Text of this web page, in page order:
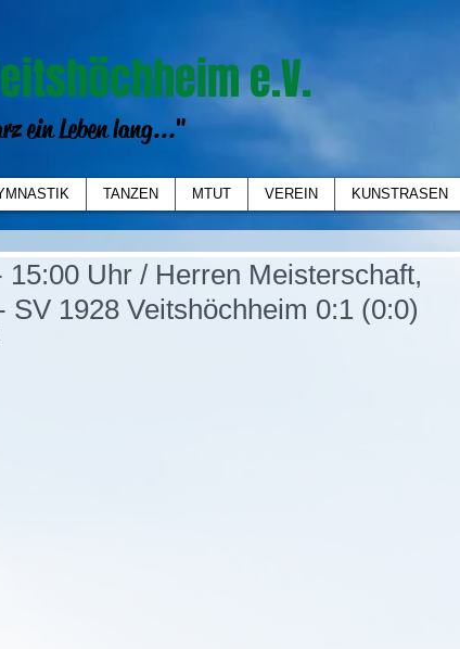
e.V.
ein Leben lang..."
TANZEN MTUT VEREIN KUNSTRASEN
15:00 Uhr / Herren Meisterschaft,
SV 1928 Veitshöchheim 0:1 (0:0)